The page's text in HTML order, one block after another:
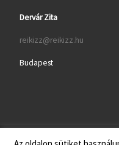
Dervár Zita
reikizz@reikizz.hu
Budapest